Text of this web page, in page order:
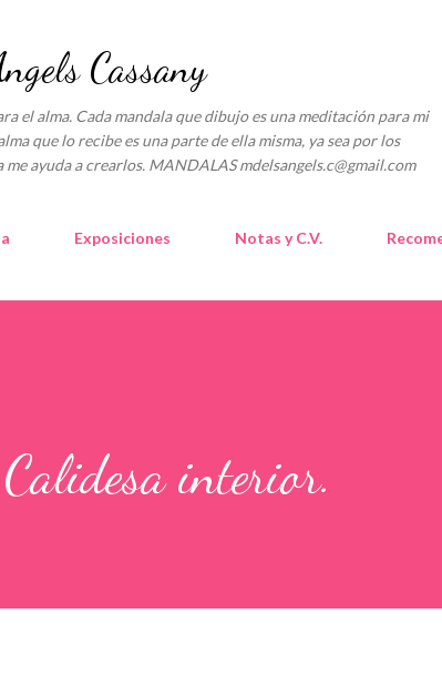
Cassany
el alma. Cada mandala que dibujo es una meditación para mi
que lo recibe es una parte de ella misma, ya sea por los
ayuda a crearlos. MANDALAS mdelsangels.c@gmail.com
Exposiciones Notas y C.V.
interior.